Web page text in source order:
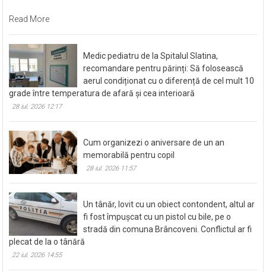
Read More
Medic pediatru de la Spitalul Slatina,
recomandare pentru părinți: Să folosească
aerul condiționat cu o diferență de cel mult 10
grade între temperatura de afară și cea interioară
28 iul. 2026 12:17
Cum organizezi o aniversare de un an
memorabilă pentru copil
28 iul. 2026 11:57
Un tânăr, lovit cu un obiect contondent, altul ar
fi fost împușcat cu un pistol cu bile, pe o
stradă din comuna Brâncoveni. Conflictul ar fi
plecat de la o tânără
22 iul. 2026 14:55